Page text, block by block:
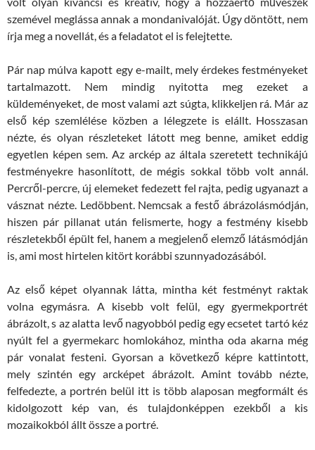
szemével meglássa annak a mondanivalóját. Úgy döntött, nem
írja meg a novellát, és a feladatot el is felejtette.
Pár nap múlva kapott egy e-mailt, mely érdekes festményeket
tartalmazott. Nem mindig nyitotta meg ezeket a
küldeményeket, de most valami azt súgta, klikkeljen rá. Már az
első kép szemlélése közben a lélegzete is elállt. Hosszasan
nézte, és olyan részleteket látott meg benne, amiket eddig
egyetlen képen sem. Az arckép az általa szeretett technikájú
festményekre hasonlított, de mégis sokkal több volt annál.
Percről-percre, új elemeket fedezett fel rajta, pedig ugyanazt a
vásznat nézte. Ledöbbent. Nemcsak a festő ábrázolásmódján,
hiszen pár pillanat után felismerte, hogy a festmény kisebb
részletekből épült fel, hanem a megjelenő elemző látásmódján
is, ami most hirtelen kitört korábbi szunnyadozásából.
Az első képet olyannak látta, mintha két festményt raktak
volna egymásra. A kisebb volt felül, egy gyermekportrét
ábrázolt, s az alatta levő nagyobból pedig egy ecsetet tartó kéz
nyúlt fel a gyermekarc homlokához, mintha oda akarna még
pár vonalat festeni. Gyorsan a következő képre kattintott,
mely szintén egy arcképet ábrázolt. Amint tovább nézte,
felfedezte, a portrén belül itt is több alaposan megformált és
kidolgozott kép van, és tulajdonképpen ezekből a kis
mozaikokból állt össze a portré.